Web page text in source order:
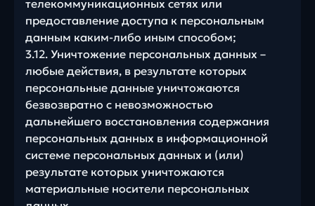
телекоммуникационных сетях или
предоставление доступа к персональным
данным каким-либо иным способом;
3.12. Уничтожение персональных данных –
любые действия, в результате которых
персональные данные уничтожаются
безвозвратно с невозможностью
дальнейшего восстановления содержания
персональных данных в информационной
системе персональных данных и (или)
результате которых уничтожаются
материальные носители персональных